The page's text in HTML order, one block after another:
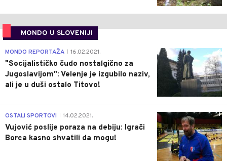
MONDO U SLOVENIJI
4
MONDO REPORTAŽA 16.02.2021.
"Socijalističko čudo nostalgično za
Jugoslavijom": Velenje je izgubilo naziv,
ali je u duši ostalo Titovo!
1
OSTALI SPORTOVI 14.02.2021.
Vujović poslije poraza na debiju: Igrači
Borca kasno shvatili da mogu!